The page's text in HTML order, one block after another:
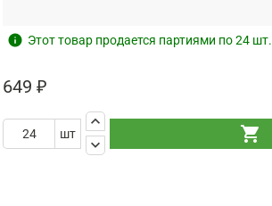
info Этот товар продается партиями по 24 шт.
649 ₽
шт
keyboard_arrow_up
keyboard_arrow_down
shopping_cart